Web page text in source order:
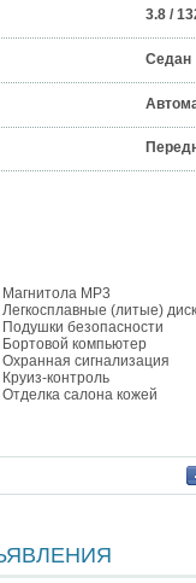
3.8 /
Седан
MP3
(литые)
безопасности
компьютер
сигнализация
контроль
салона кожей